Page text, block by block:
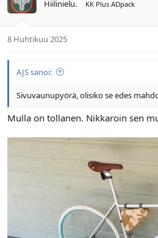
Hiilinielu. KK Plus ADpack
8 Huhtikuu 2025
AJS sanoi:
Sivuvaunupyörä, olisiko se edes
Mulla on tollanen. Nikkaroin sen